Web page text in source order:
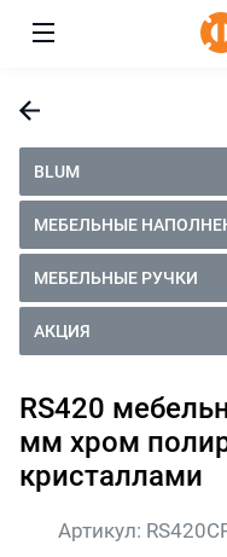
BLUM
МЕБЕЛЬНЫЕ
МЕБЕЛЬНЫЕ РУЧКИ
АКЦИЯ
RS420
мм хром
кристаллами
Артикул: